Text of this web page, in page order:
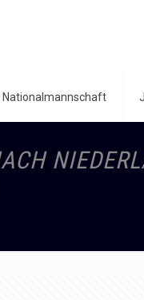
Nationalmannschaft